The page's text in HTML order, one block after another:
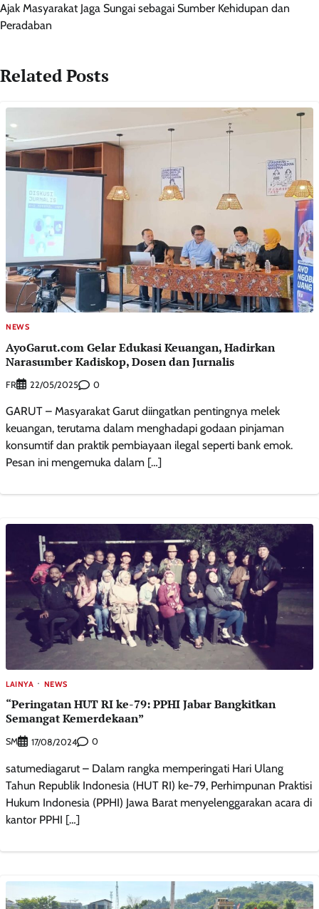
Ajak Masyarakat Jaga Sungai sebagai Sumber Kehidupan dan
Peradaban
Related Posts
NEWS
AyoGarut.com Gelar Edukasi Keuangan, Hadirkan
Narasumber Kadiskop, Dosen dan Jurnalis
FR 22/05/2025 0
GARUT – Masyarakat Garut diingatkan pentingnya melek
keuangan, terutama dalam menghadapi godaan pinjaman
konsumtif dan praktik pembiayaan ilegal seperti bank emok.
Pesan ini mengemuka dalam […]
LAINYA NEWS
“Peringatan HUT RI ke-79: PPHI Jabar Bangkitkan
Semangat Kemerdekaan”
SM 17/08/2024 0
satumediagarut – Dalam rangka memperingati Hari Ulang
Tahun Republik Indonesia (HUT RI) ke-79, Perhimpunan Praktisi
Hukum Indonesia (PPHI) Jawa Barat menyelenggarakan acara di
kantor PPHI […]